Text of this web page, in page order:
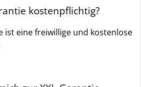
kostenpflichtig?
ist eine freiwillige und kostenlose